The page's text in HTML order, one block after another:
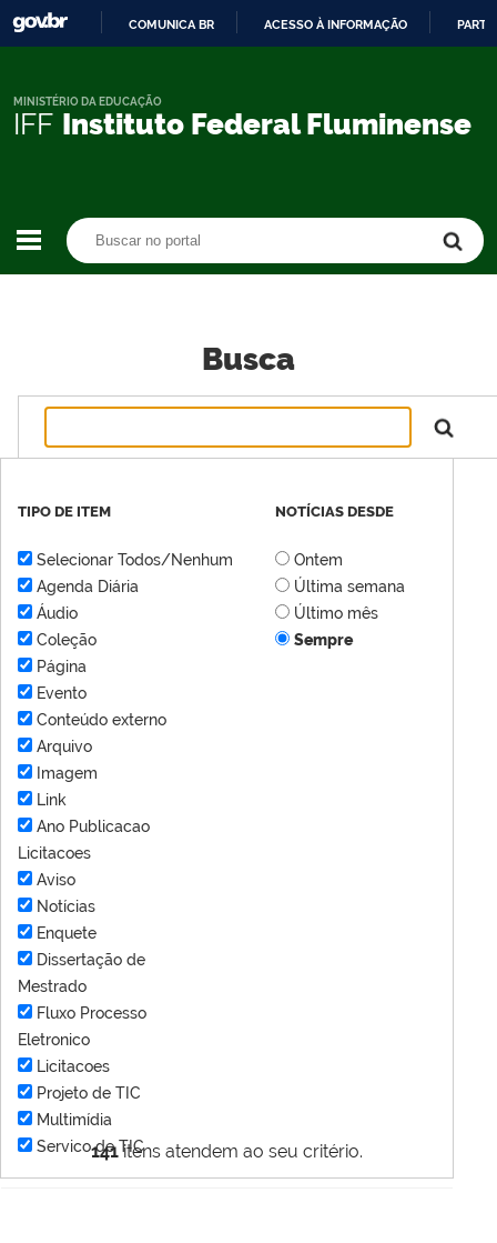
CONTEÚDO
COMUNICA BR ACESSO À INFORMAÇÃO
IFF Instituto Federal Fluminense
MINISTÉRIO DA EDUCAÇÃO
Busca
141itens atendem ao seu critério.
TIPO DE ITEM
Selecionar Todos/Nenhum
Agenda Diária
Áudio
Coleção
Página
Evento
Conteúdo externo
Arquivo
Imagem
Link
Ano Publicacao
Licitacoes
Aviso
Notícias
Enquete
Dissertação de
Mestrado
Fluxo Processo
Eletronico
Licitacoes
Projeto de TIC
Multimídia
Servico de TIC
NOTÍCIAS DESDE
Ontem
Última semana
Último mês
Sempre